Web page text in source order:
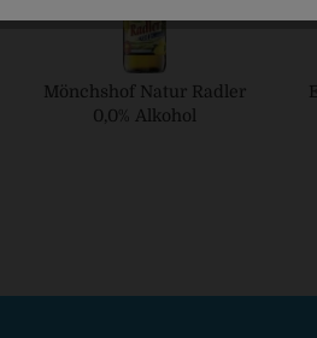
Mönchshof Natur Radler
0,0% Alkohol